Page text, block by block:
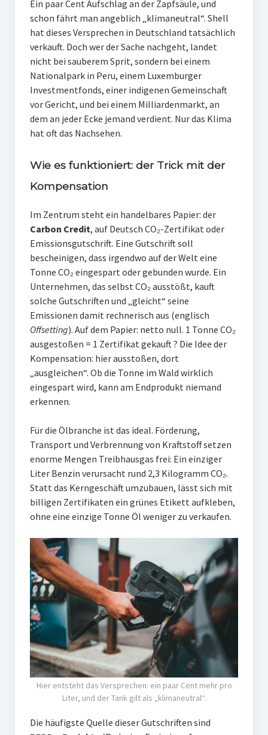
Wasserknappheit in Deutschland
Klimaneutrales Tanken
Zukunft der Bildung
Vom Trend zur Tonne
Ein paar Cent Aufschlag an der Zapfsäule, und
schon fährt man angeblich „klimaneutral“. Shell
hat dieses Versprechen in Deutschland tatsächlich
verkauft. Doch wer der Sache nachgeht, landet
nicht bei sauberem Sprit, sondern bei einem
Nationalpark in Peru, einem Luxemburger
Investmentfonds, einer indigenen Gemeinschaft
vor Gericht, und bei einem Milliardenmarkt, an
dem an jeder Ecke jemand verdient. Nur das Klima
hat oft das Nachsehen.
Wie es funktioniert: der Trick mit der
Kompensation
Im Zentrum steht ein handelbares Papier: der
Carbon Credit, auf Deutsch CO₂-Zertifikat oder
Emissionsgutschrift. Eine Gutschrift soll
bescheinigen, dass irgendwo auf der Welt eine
Tonne CO₂ eingespart oder gebunden wurde. Ein
Unternehmen, das selbst CO₂ ausstößt, kauft
solche Gutschriften und „gleicht“ seine
Emissionen damit rechnerisch aus (englisch
Offsetting). Auf dem Papier: netto null. 1 Tonne CO₂
ausgestoßen = 1 Zertifikat gekauft ? Die Idee der
Kompensation: hier ausstoßen, dort
„ausgleichen“. Ob die Tonne im Wald wirklich
eingespart wird, kann am Endprodukt niemand
erkennen.
Für die Ölbranche ist das ideal. Förderung,
Transport und Verbrennung von Kraftstoff setzen
enorme Mengen Treibhausgas frei: Ein einziger
Liter Benzin verursacht rund 2,3 Kilogramm CO₂.
Statt das Kerngeschäft umzubauen, lässt sich mit
billigen Zertifikaten ein grünes Etikett aufkleben,
ohne eine einzige Tonne Öl weniger zu verkaufen.
Hier entsteht das Versprechen: ein paar Cent mehr pro
Liter, und der Tank gilt als „klimaneutral“.
Die häufigste Quelle dieser Gutschriften sind